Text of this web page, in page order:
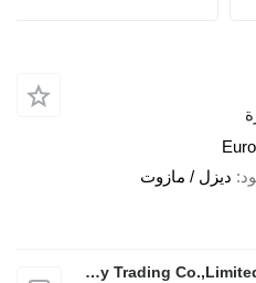
ديزل / مازوت
Sunrich Machinery Trading Co.,Limited (上海圣瑞驰机械贸易有限公司)